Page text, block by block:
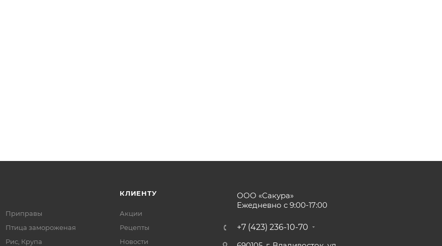
Приправы
Птица замороженая
Рис, Крупа
КЛИЕНТУ
Акции
Рецепты
Новости
ООО «Сакура»
Ежедневно с 9:00-17:00
+7 (423) 236-10-70